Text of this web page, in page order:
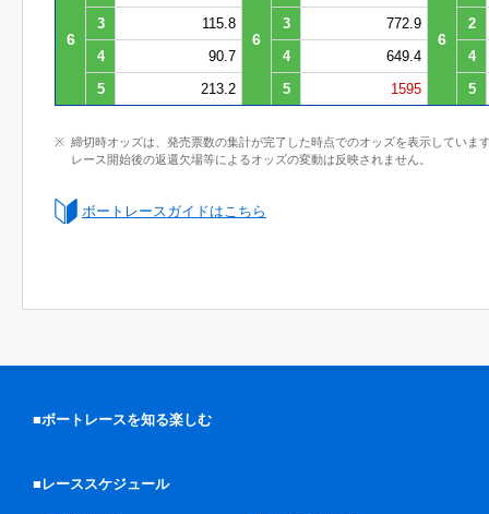
6 6 6
3
115.8 3 772.9
2
4
90.7 4 649.4
4
5
213.2 5 1595 5
締切時オッズは、発売票数の集計が完了した時点でのオッズを表示していま
レース開始後の返還欠場等によるオッズの変動は反映されません。
ボートレースガイドはこちら
■ボートレースを知る楽しむ
■レーススケジュール